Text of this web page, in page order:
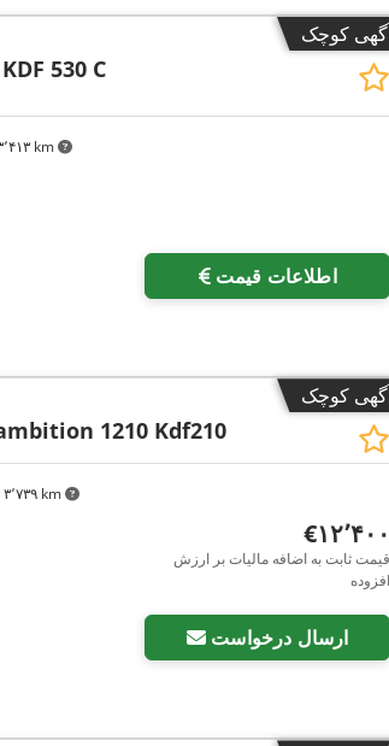
۳٬۴۱۳ km
اطلاعات قیمت
۳٬۷۳۹ km
قیمت ثابت به اضافه مالیات بر ارزش
افزوده
ارسال درخواست